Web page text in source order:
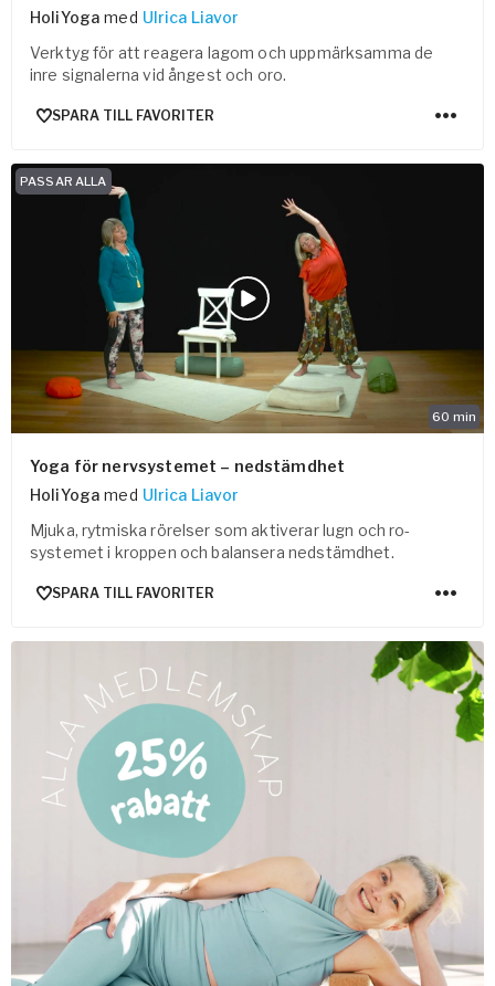
HoliYoga med Ulrica Liavor
Verktyg för att reagera lagom och uppmärksamma de
inre signalerna vid ångest och oro.
SPARA TILL FAVORITER
60 min
PASSAR ALLA
Yoga för nervsystemet – nedstämdhet
HoliYoga med Ulrica Liavor
Mjuka, rytmiska rörelser som aktiverar lugn och ro-
systemet i kroppen och balansera nedstämdhet.
SPARA TILL FAVORITER